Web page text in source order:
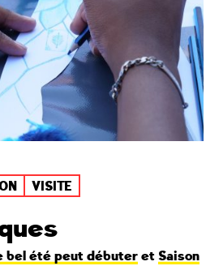
VISITE
bel été peut débuter et Saison